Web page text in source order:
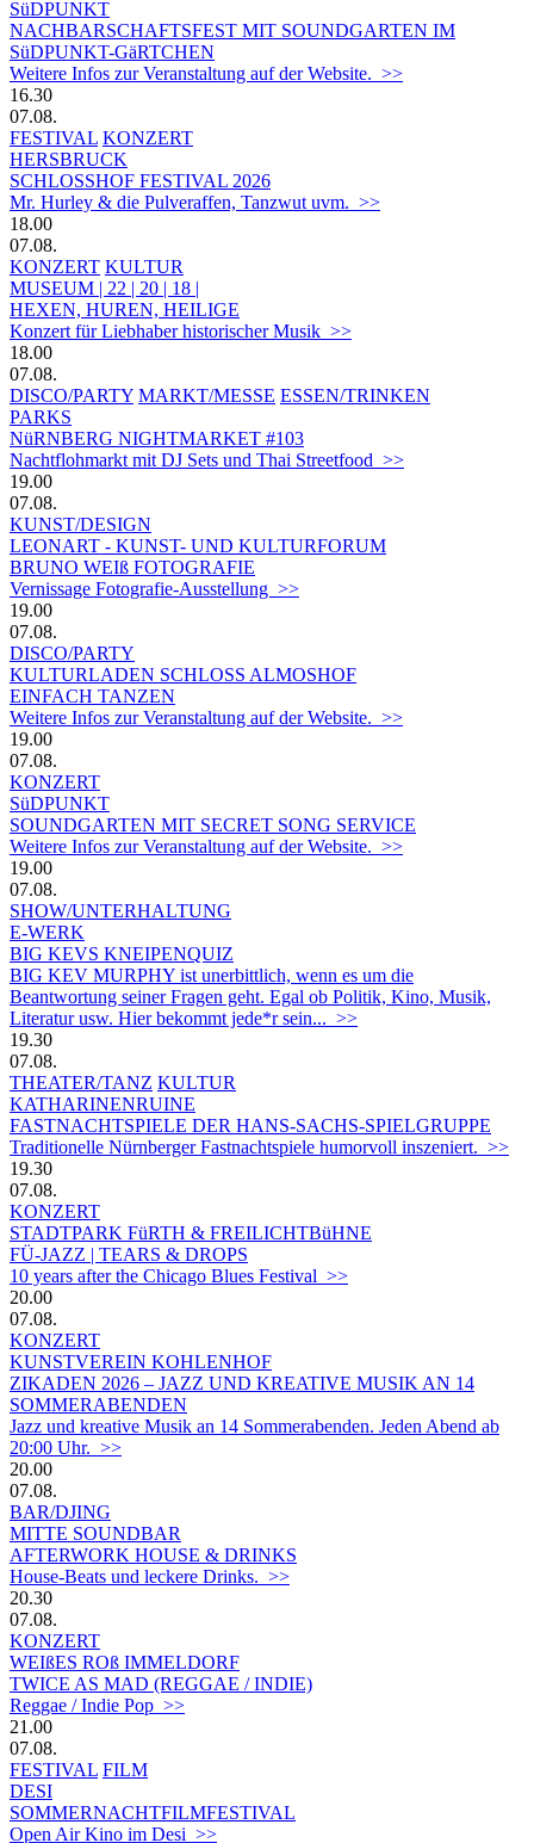
SüDPUNKT
NACHBARSCHAFTSFEST MIT SOUNDGARTEN IM
SüDPUNKT-GäRTCHEN
Weitere Infos zur Veranstaltung auf der Website. >>
16.30
07.08.
FESTIVAL KONZERT
HERSBRUCK
SCHLOSSHOF FESTIVAL 2026
Mr. Hurley & die Pulveraffen, Tanzwut uvm. >>
18.00
07.08.
KONZERT KULTUR
MUSEUM | 22 | 20 | 18 |
HEXEN, HUREN, HEILIGE
Konzert für Liebhaber historischer Musik >>
18.00
07.08.
DISCO/PARTY MARKT/MESSE ESSEN/TRINKEN
PARKS
NüRNBERG NIGHTMARKET #103
Nachtflohmarkt mit DJ Sets und Thai Streetfood >>
19.00
07.08.
KUNST/DESIGN
LEONART - KUNST- UND KULTURFORUM
BRUNO WEIß FOTOGRAFIE
Vernissage Fotografie-Ausstellung >>
19.00
07.08.
DISCO/PARTY
KULTURLADEN SCHLOSS ALMOSHOF
EINFACH TANZEN
Weitere Infos zur Veranstaltung auf der Website. >>
19.00
07.08.
KONZERT
SüDPUNKT
SOUNDGARTEN MIT SECRET SONG SERVICE
Weitere Infos zur Veranstaltung auf der Website. >>
19.00
07.08.
SHOW/UNTERHALTUNG
E-WERK
BIG KEVS KNEIPENQUIZ
BIG KEV MURPHY ist unerbittlich, wenn es um die
Beantwortung seiner Fragen geht. Egal ob Politik, Kino, Musik,
Literatur usw. Hier bekommt jede*r sein... >>
19.30
07.08.
THEATER/TANZ KULTUR
KATHARINENRUINE
FASTNACHTSPIELE DER HANS-SACHS-SPIELGRUPPE
Traditionelle Nürnberger Fastnachtspiele humorvoll inszeniert. >>
19.30
07.08.
KONZERT
STADTPARK FüRTH & FREILICHTBüHNE
FÜ-JAZZ | TEARS & DROPS
10 years after the Chicago Blues Festival >>
20.00
07.08.
KONZERT
KUNSTVEREIN KOHLENHOF
ZIKADEN 2026 – JAZZ UND KREATIVE MUSIK AN 14
SOMMERABENDEN
Jazz und kreative Musik an 14 Sommerabenden. Jeden Abend ab
20:00 Uhr. >>
20.00
07.08.
BAR/DJING
MITTE SOUNDBAR
AFTERWORK HOUSE & DRINKS
House-Beats und leckere Drinks. >>
20.30
07.08.
KONZERT
WEIßES ROß IMMELDORF
TWICE AS MAD (REGGAE / INDIE)
Reggae / Indie Pop >>
21.00
07.08.
FESTIVAL FILM
DESI
SOMMERNACHTFILMFESTIVAL
Open Air Kino im Desi >>